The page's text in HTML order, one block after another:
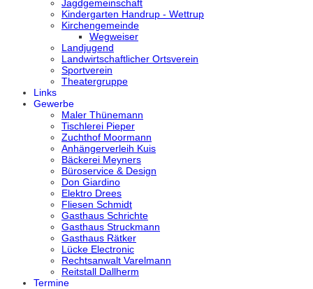
Jagdgemeinschaft
Kindergarten Handrup - Wettrup
Kirchengemeinde
Wegweiser
Landjugend
Landwirtschaftlicher Ortsverein
Sportverein
Theatergruppe
Links
Gewerbe
Maler Thünemann
Tischlerei Pieper
Zuchthof Moormann
Anhängerverleih Kuis
Bäckerei Meyners
Büroservice & Design
Don Giardino
Elektro Drees
Fliesen Schmidt
Gasthaus Schrichte
Gasthaus Struckmann
Gasthaus Rätker
Lücke Electronic
Rechtsanwalt Varelmann
Reitstall Dallherm
Termine